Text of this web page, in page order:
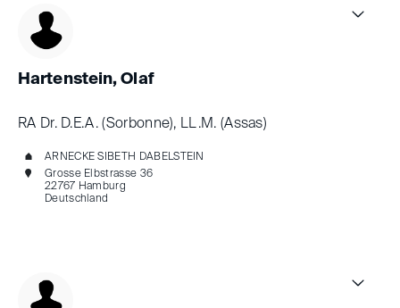
Hartenstein, Olaf
RA Dr. D.E.A. (Sorbonne), LL.M. (Assas)
ARNECKE SIBETH DABELSTEIN
Grosse Elbstrasse 36
22767 Hamburg
Deutschland